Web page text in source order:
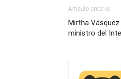
Artículo anterior
Mirtha
ministro del